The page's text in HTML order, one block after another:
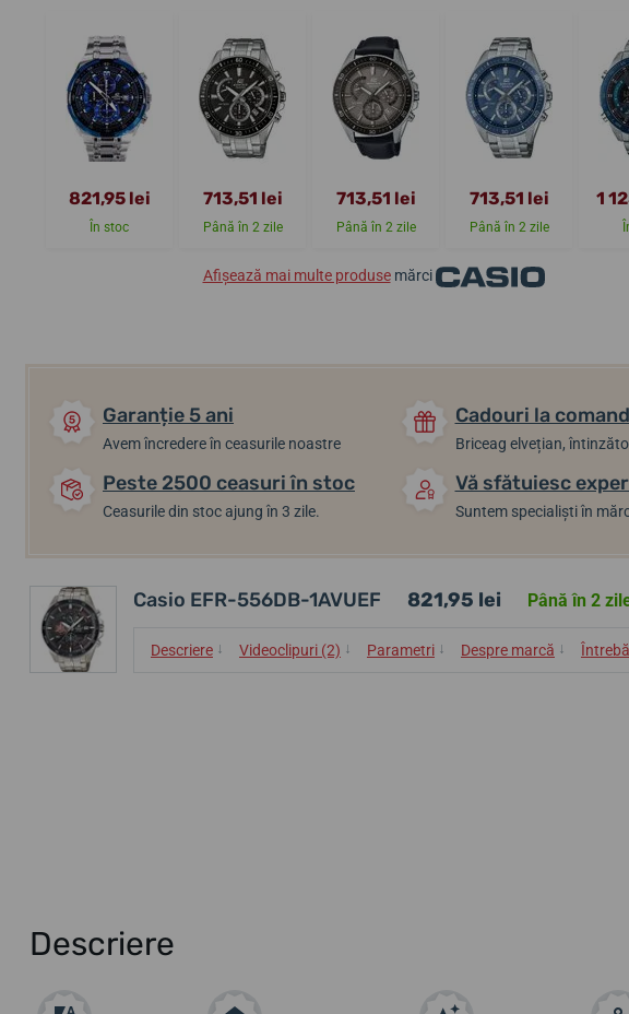
821,95 lei
În stoc
713,51 lei
Până în 2 zile
713,51 lei
Până în 2 zile
713,51 lei
Până în 2 zile
1
Afișează mai multe produsemărci
Garanție 5 ani
Avem încredere în ceasurile noastre
Cadouri la
Briceag elvețian,
Peste 2500 ceasuri în stoc
Ceasurile din stoc ajung în 3 zile.
Vă sfătuiesc
Suntem specialiști în
Casio EFR-556DB-1AVUEF 821,95 lei Până în 2
Descriere ↓ Videoclipuri (2) ↓ Parametri ↓ Despre marcă ↓
Descriere